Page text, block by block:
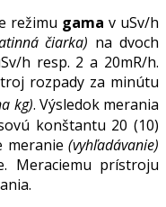
režimu gama v uSv/h
čiarka) na dvoch
h resp. 2 a 20mR/h.
rozpady za minútu
kg). Výsledok merania
konštantu 20 (10)
meranie (vyhľadávanie)
Meraciemu prístroju